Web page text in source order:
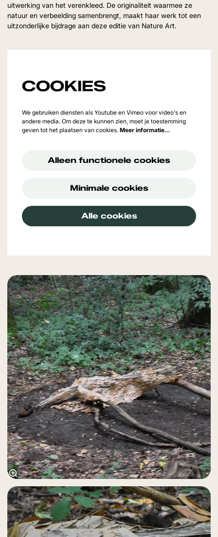
uitwerking van het verenkleed. De originaliteit waarmee ze
natuur en verbeelding samenbrengt, maakt haar werk tot een
uitzonderlijke bijdrage aan deze editie van Nature Art.
COOKIES
We gebruiken diensten als Youtube en Vimeo voor video's en
andere media. Om deze te kunnen zien, moet je toestemming
geven tot het plaatsen van cookies. Meer informatie…
Alleen functionele cookies
Minimale cookies
Alle cookies